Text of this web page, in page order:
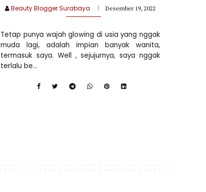
Beauty Blogger Surabaya Desember 19, 2022
Tetap punya wajah glowing di usia yang nggak
muda lagi, adalah impian banyak wanita,
termasuk saya. Well , sejujurnya, saya nggak
terlalu be...